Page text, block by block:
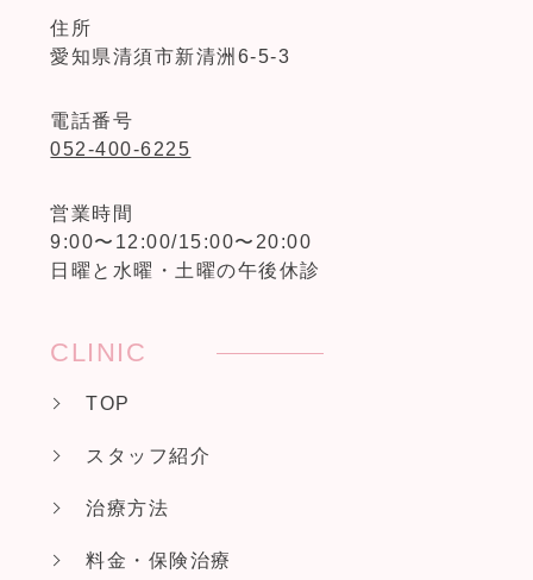
住所
愛知県清須市新清洲6-5-3
電話番号
052-400-6225
営業時間
9:00〜12:00/15:00〜20:00
日曜と水曜・土曜の午後休診
CLINIC
TOP
スタッフ紹介
治療方法
料金・保険治療